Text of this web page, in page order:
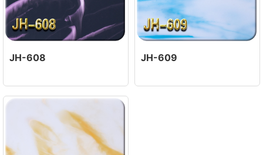
JH-608 JH-609